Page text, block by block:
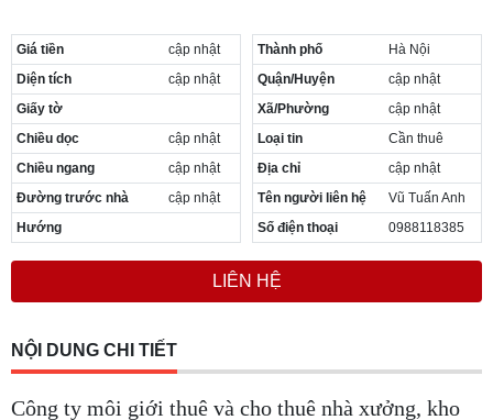
Giá tiền
cập nhật
Diện tích
cập nhật
Giấy tờ
Chiều dọc
cập nhật
Chiều ngang
cập nhật
Đường trước nhà
cập nhật
Hướng
Thành phố
Hà Nội
Quận/Huyện
cập nhật
Xã/Phường
cập nhật
Loại tin
Cần thuê
Địa chỉ
cập nhật
Tên người liên hệ
Vũ Tuấn Anh
Số điện thoại
0988118385
LIÊN HỆ
NỘI DUNG CHI TIẾT
Công ty môi giới thuê và cho thuê nhà xưởng, kho